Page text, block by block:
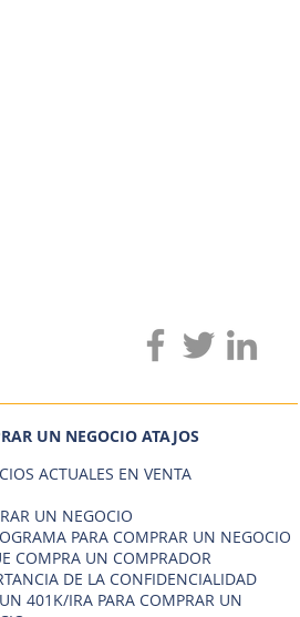
UN NEGOCIO ATAJOS
ACTUALES EN VENTA
UN NEGOCIO
PARA COMPRAR UN NEGOCIO
COMPRA UN COMPRADOR
DE LA CONFIDENCIALIDAD
401K/IRA PARA COMPRAR UN